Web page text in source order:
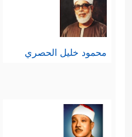
محمود خليل الحصري